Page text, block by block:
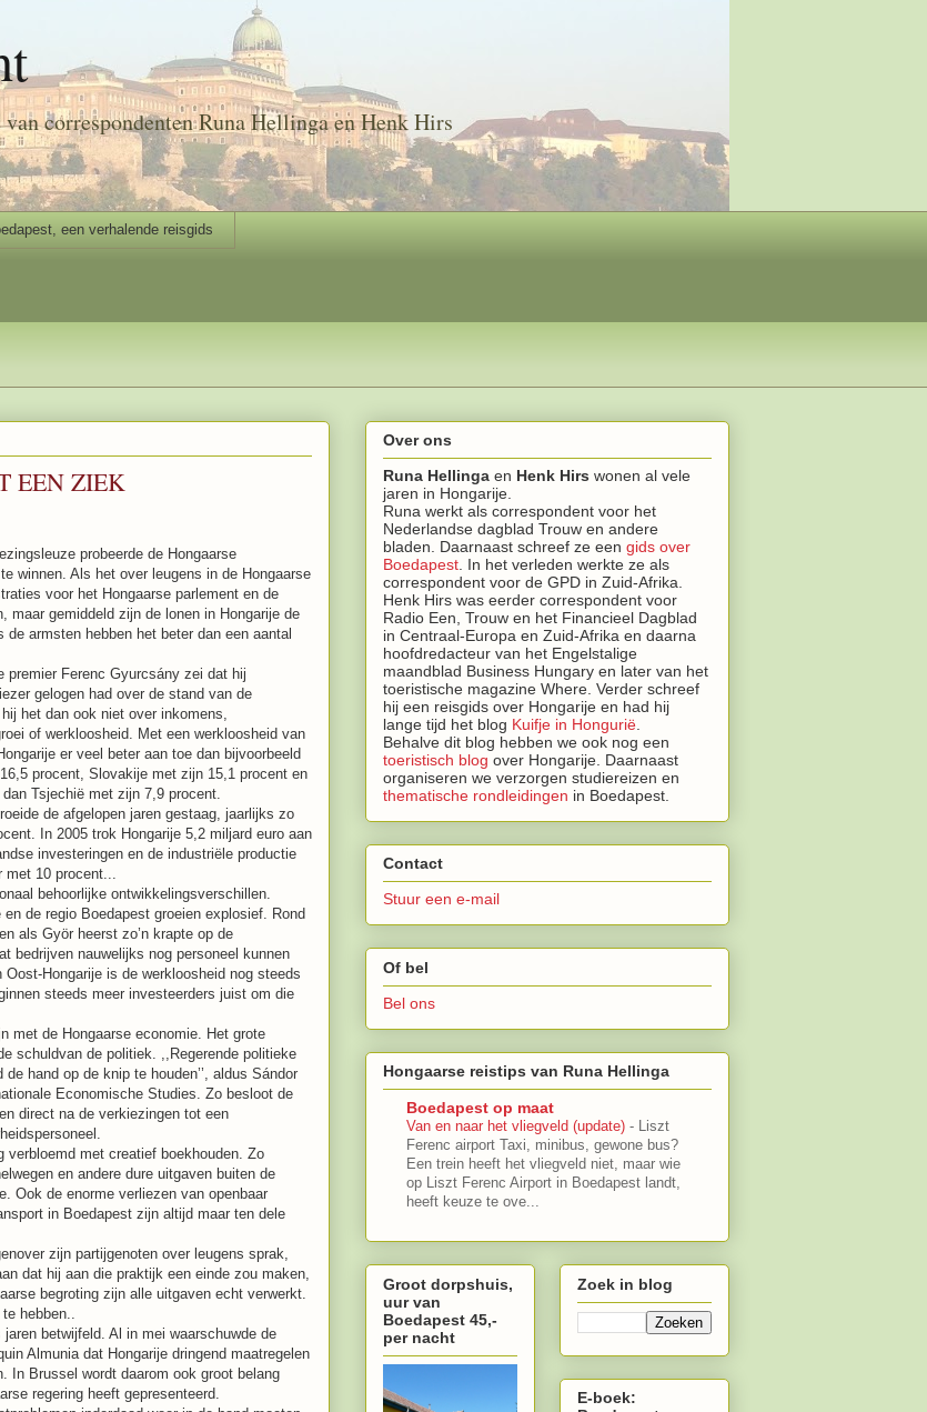
correspondenten Runa Hellinga en Henk Hirs
een verhalende reisgids
EEN ZIEK
probeerde de Hongaarse
winnen. Als het over leugens in de Hongaarse
voor het Hongaarse parlement en de
maar gemiddeld zijn de lonen in Hongarije de
armsten hebben het beter dan een aantal
premier Ferenc Gyurcsány zei dat hij
gelogen had over de stand van de
het dan ook niet over inkomens,
of werkloosheid. Met een werkloosheid van
er veel beter aan toe dan bijvoorbeeld
procent, Slovakije met zijn 15,1 procent en
Tsjechië met zijn 7,9 procent.
de afgelopen jaren gestaag, jaarlijks zo
In 2005 trok Hongarije 5,2 miljard euro aan
investeringen en de industriële productie
10 procent...
behoorlijke ontwikkelingsverschillen.
en de regio Boedapest groeien explosief. Rond
als Györ heerst zo’n krapte op de
bedrijven nauwelijks nog personeel kunnen
Oost-Hongarije is de werkloosheid nog steeds
steeds meer investeerders juist om die
met de Hongaarse economie. Het grote
schuldvan de politiek. ,,Regerende politieke
hand op de knip te houden’’, aldus Sándor
Economische Studies. Zo besloot de
direct na de verkiezingen tot een
verbloemd met creatief boekhouden. Zo
en andere dure uitgaven buiten de
Ook de enorme verliezen van openbaar
in Boedapest zijn altijd maar ten dele
zijn partijgenoten over leugens sprak,
dat hij aan die praktijk een einde zou maken,
begroting zijn alle uitgaven echt verwerkt.
hebben..
betwijfeld. Al in mei waarschuwde de
Almunia dat Hongarije dringend maatregelen
In Brussel wordt daarom ook groot belang
regering heeft gepresenteerd.
Over ons
Runa Hellinga en Henk Hirs wonen al vele
jaren in Hongarije.
Runa werkt als correspondent voor het
Nederlandse dagblad Trouw en andere
bladen. Daarnaast schreef ze een gids over
Boedapest In het verleden werkte ze als
correspondent voor de GPD in Zuid-Afrika.
Henk Hirs was eerder correspondent voor
Radio Een, Trouw en het Financieel Dagblad
in Centraal-Europa en Zuid-Afrika en daarna
hoofdredacteur van het Engelstalige
maandblad Business Hungary en later van het
toeristische magazine Where. Verder schreef
hij een reisgids over Hongarije en had hij
lange tijd het blog Kuifje in Hongurië
Behalve dit blog hebben we ook nog een
toeristisch blog over Hongarije. Daarnaast
organiseren we verzorgen studiereizen en
thematische rondleidingen in Boedapest.
Contact
Stuur een e-mail
Of bel
Bel ons
Hongaarse reistips van Runa Hellinga
Boedapest op maat
Van en naar het vliegveld (update) - Liszt
Ferenc airport Taxi, minibus, gewone bus?
Een trein heeft het vliegveld niet, maar wie
op Liszt Ferenc Airport in Boedapest landt,
heeft keuze te ove...
Groot dorpshuis,
uur van
Boedapest 45,-
per nacht
Zoek in blog
E-boek: